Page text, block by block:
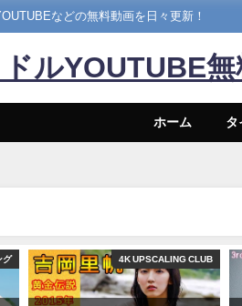
などの無料動画を日々更新！
ルYOUTUBE
ホーム タ
グ 4K UPSCALING CLUB